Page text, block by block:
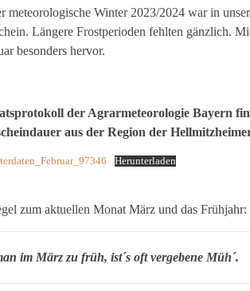
meteorologische Winter 2023/2024 war in
Längere Frostperioden fehlten gänzlich.
besonders hervor.
der Agrarmeteorologie Bayern
aus der Region der
Herunterladen
zum aktuellen Monat März und das Frühjahr:
im März zu früh, ist´s oft vergebene Müh´.